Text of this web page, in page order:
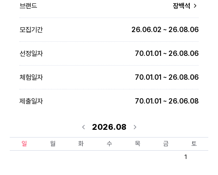
브랜드 장백석
모집기간 26.06.02 ~ 26.08.06
선정일자 70.01.01 ~ 26.08.06
체험일자 70.01.01 ~ 26.08.06
제출일자 70.01.01 ~ 26.06.08
2026.08
일 월 화 수 목 금
토
1